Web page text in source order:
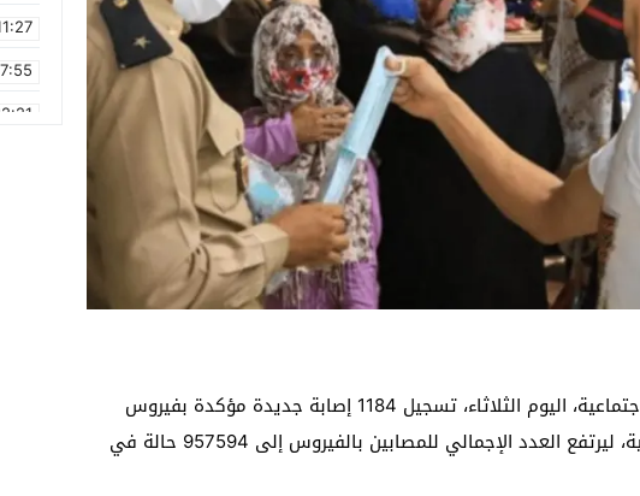
أعلنت وزارة الصحة والحماية الاجتماعية، اليوم الثلاثاء، تسجيل 1184 إصابة جديدة مؤكدة بفيروس
كورونا خلال الـ24 ساعة الماضية، ليرتفع العدد الإجمالي للمصابين بالفيروس إلى 957594 حالة في